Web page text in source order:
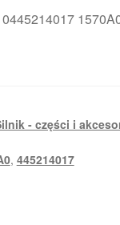
- części i
, 445214017